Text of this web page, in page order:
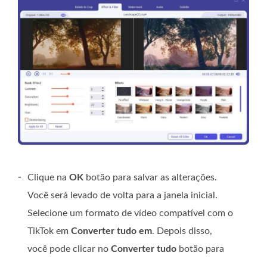
- Clique na OK botão para salvar as alterações.
Você será levado de volta para a janela inicial.
Selecione um formato de vídeo compatível com o
TikTok em Converter tudo em. Depois disso,
você pode clicar no Converter tudo botão para